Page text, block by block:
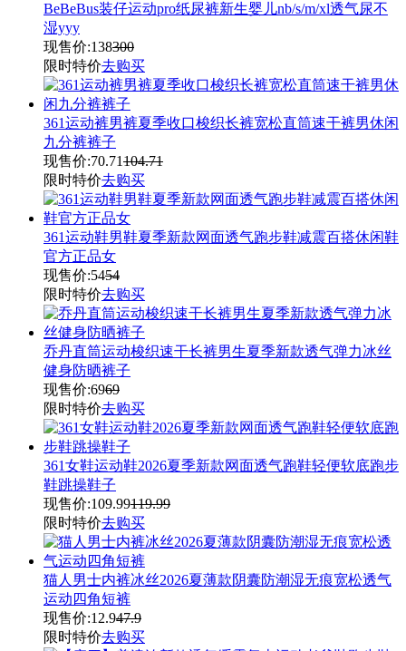
BeBeBus装仔运动pro纸尿裤新生婴儿nb/s/m/xl透气尿不
湿yyy
现售价:138300
限时特价去购买
361运动裤男裤夏季收口梭织长裤宽松直筒速干裤男休闲
九分裤裤子
现售价:70.71104.71
限时特价去购买
361运动鞋男鞋夏季新款网面透气跑步鞋减震百搭休闲鞋
官方正品女
现售价:5454
限时特价去购买
乔丹直筒运动梭织速干长裤男生夏季新款透气弹力冰丝
健身防晒裤子
现售价:6969
限时特价去购买
361女鞋运动鞋2026夏季新款网面透气跑鞋轻便软底跑步
鞋跳操鞋子
现售价:109.99119.99
限时特价去购买
猫人男士内裤冰丝2026夏薄款阴囊防潮湿无痕宽松透气
运动四角短裤
现售价:12.947.9
限时特价去购买